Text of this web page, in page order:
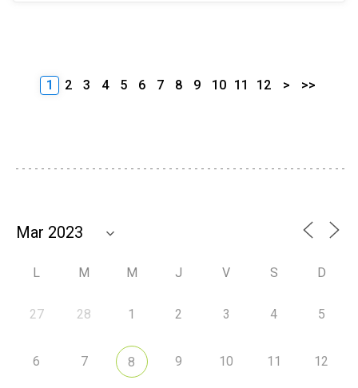
1 2 3 4 5 6 7 8 9 10 11 12 > >>
L M M J V S D
27 28 1 2 3 4 5
6 7 8 9 10 11 12